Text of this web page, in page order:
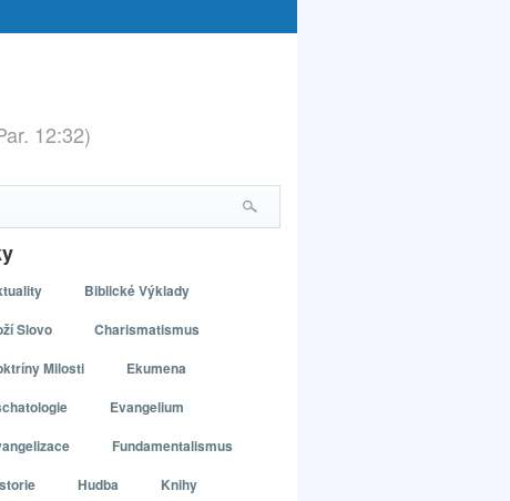
12:32)
Biblické Výklady
Slovo
Charismatismus
Milosti
Ekumena
Evangelium
Fundamentalismus
Hudba
Knihy